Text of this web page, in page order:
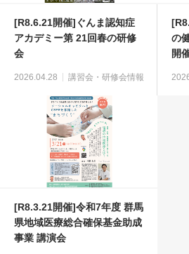
[R8.6.21開催]ぐんま認知症
アカデミー第 21回春の研修
会
2026.04.28 講習会・研修会情報
の
開
[R8.3.21開催]令和7年度 群馬
県地域医療総合確保基金助成
事業 講演会